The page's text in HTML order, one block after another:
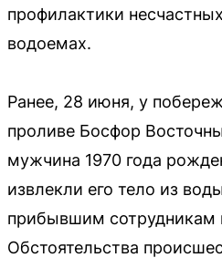
профилактики
водоемах.
Ранее, 28 июня, у
проливе Босфор
мужчина 1970 года
извлекли его тело из
прибывшим сотрудникам
Обстоятельства